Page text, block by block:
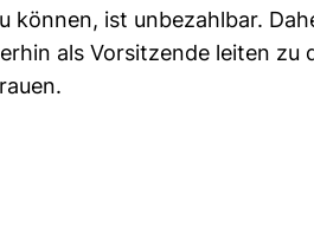
können, ist unbezahlbar.
als Vorsitzende leiten zu